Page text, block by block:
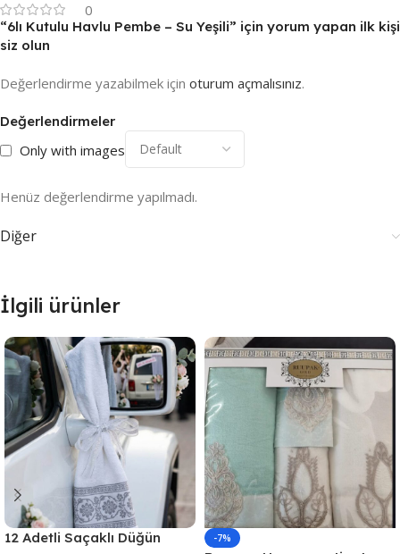
0
Değerlendirmeler
Only with images
Henüz değerlendirme yapılmadı.
“6lı Kutulu Havlu Pembe – Su Yeşili” için yorum yapan ilk kişi
siz olun
Değerlendirme yazabilmek için oturum açmalısınız.
Diğer
İlgili ürünler
12 Adetli Saçaklı Düğün
-7%